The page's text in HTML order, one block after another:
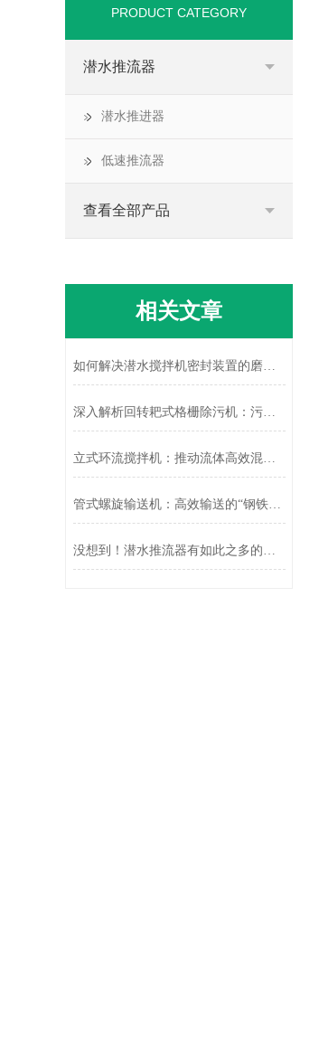
PRODUCT CATEGORY
潜水推流器
潜水推进器
低速推流器
查看全部产品
相关文章
如何解决潜水搅拌机密封装置的磨损问题
深入解析回转耙式格栅除污机：污水处理的得力助手
立式环流搅拌机：推动流体高效混合的“动力引擎”
管式螺旋输送机：高效输送的“钢铁动脉”
没想到！潜水推流器有如此之多的功能